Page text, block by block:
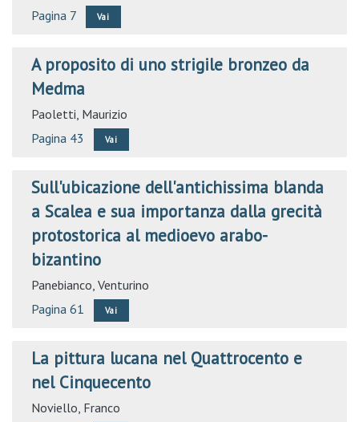
Pagina 7
Vai
A proposito di uno strigile bronzeo da
Medma
Paoletti, Maurizio
Pagina 43
Vai
Sull'ubicazione dell'antichissima blanda
a Scalea e sua importanza dalla grecità
protostorica al medioevo arabo-
bizantino
Panebianco, Venturino
Pagina 61
Vai
La pittura lucana nel Quattrocento e
nel Cinquecento
Noviello, Franco